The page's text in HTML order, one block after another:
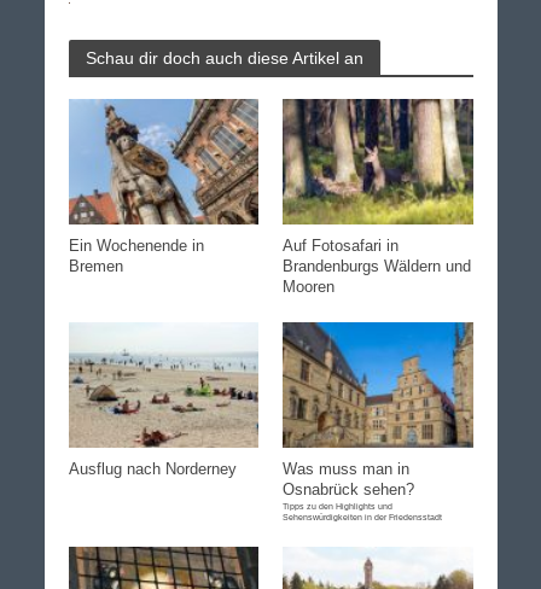
Schau dir doch auch diese Artikel an
Ein Wochenende in
Bremen
Auf Fotosafari in
Brandenburgs Wäldern und
Mooren
Ausflug nach Norderney
Was muss man in
Osnabrück sehen?
Tipps zu den Highlights und
Sehenswürdigkeiten in der Friedensstadt